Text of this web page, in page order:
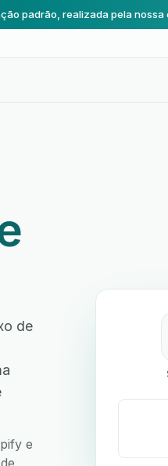
padrão, realizada pela nossa
de
e